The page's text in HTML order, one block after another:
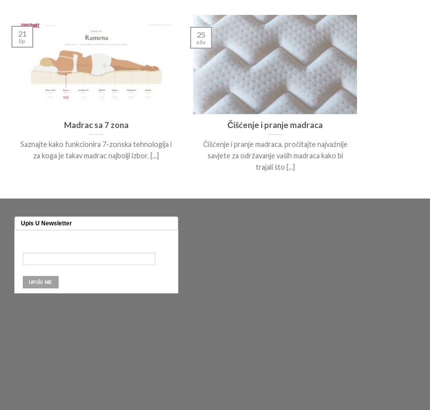
Madrac sa 7 zona
Saznajte kako funkcionira 7-zonska tehnologija i
za koga je takav madrac najbolji izbor. [...]
21
lip
Čišćenje i pranje madraca
Čišćenje i pranje madraca, pročitajte najvažnije
savjete za održavanje vaših madraca kako bi
trajali što [...]
25
ožu
Upis U Newsletter